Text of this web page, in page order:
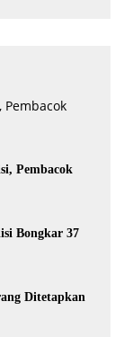
Pembacok
Bongkar 37
Ditetapkan